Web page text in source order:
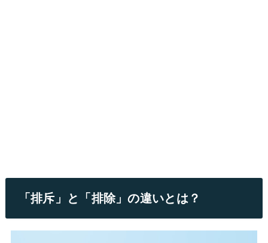
「排斥」と「排除」の違いとは？